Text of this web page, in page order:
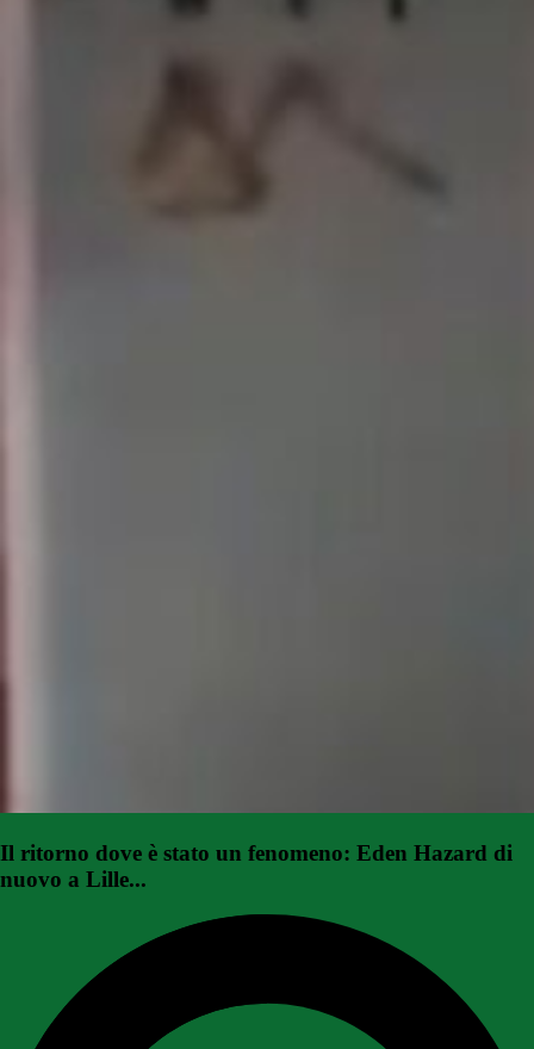
Il ritorno dove è stato un fenomeno: Eden Hazard di
nuovo a Lille...